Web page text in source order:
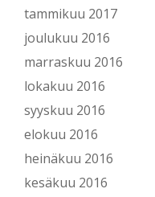
tammikuu 2017
joulukuu 2016
marraskuu 2016
lokakuu 2016
syyskuu 2016
elokuu 2016
heinäkuu 2016
kesäkuu 2016